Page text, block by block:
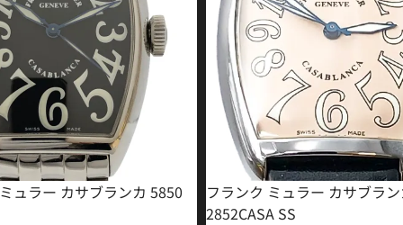
ュラー カサブランカ 5850
フランク ミュラー カサブラ
2852CASA SS